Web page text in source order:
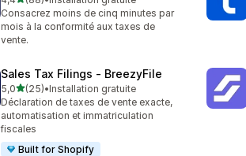
88 avis au total
Consacrez moins de cinq minutes par
mois à la conformité aux taxes de
vente.
Sales Tax Filings ‑ BreezyFile
5,0étoile(s) sur 5
(25)
25 avis au total
•Installation gratuite
Déclaration de taxes de vente exacte,
automatisation et immatriculation
fiscales
Built for Shopify